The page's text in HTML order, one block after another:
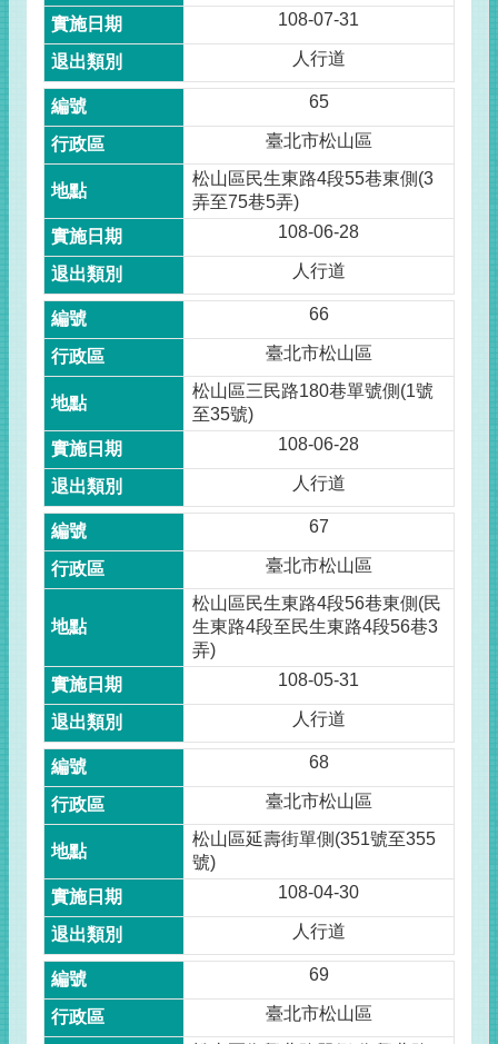
108-07-31
人行道
65
臺北市松山區
松山區民生東路4段55巷東側(3
弄至75巷5弄)
108-06-28
人行道
66
臺北市松山區
松山區三民路180巷單號側(1號
至35號)
108-06-28
人行道
67
臺北市松山區
松山區民生東路4段56巷東側(民
生東路4段至民生東路4段56巷3
弄)
108-05-31
人行道
68
臺北市松山區
松山區延壽街單側(351號至355
號)
108-04-30
人行道
69
臺北市松山區